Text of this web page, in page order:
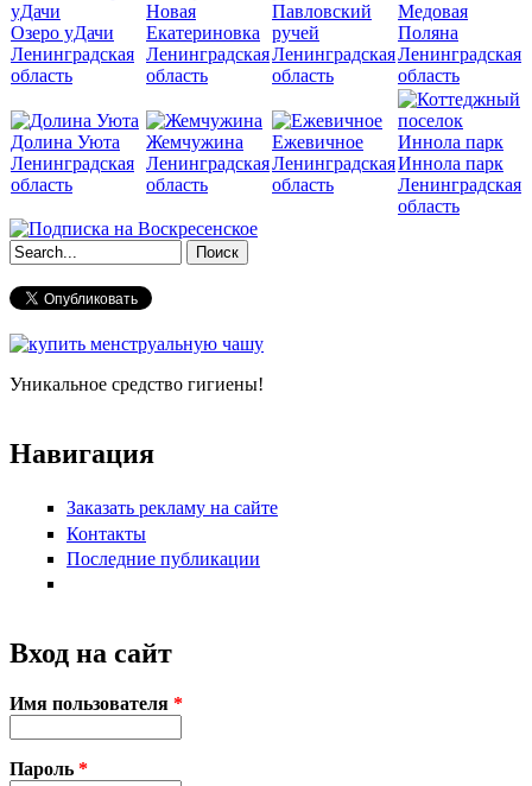
Озеро уДачи
Ленинградская
область
Новая
Екатериновка
Ленинградская
область
Павловский
ручей
Ленинградская
область
Медовая
Поляна
Ленинградская
область
Долина Уюта
Ленинградская
область
Жемчужина
Ленинградская
область
Ежевичное
Ленинградская
область
Иннола парк
Ленинградская
область
Форма поиска
Уникальное средство гигиены!
Навигация
Заказать рекламу на сайте
Контакты
Последние публикации
Вход на сайт
Имя пользователя *
Пароль *